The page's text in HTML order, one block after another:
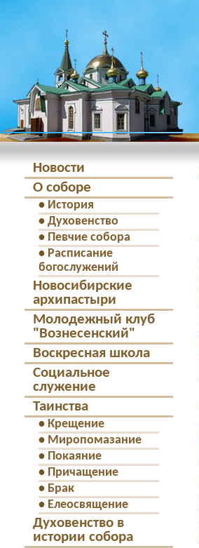
Новости
О соборе
• История
• Духовенство
• Певчие собора
• Расписание
богослужений
Новосибирские
архипастыри
Молодежный клуб
"Вознесенский"
Воскресная школа
Социальное
служение
Таинства
• Крещение
• Миропомазание
• Покаяние
• Причащение
• Брак
• Елеосвящение
Духовенство в
истории собора